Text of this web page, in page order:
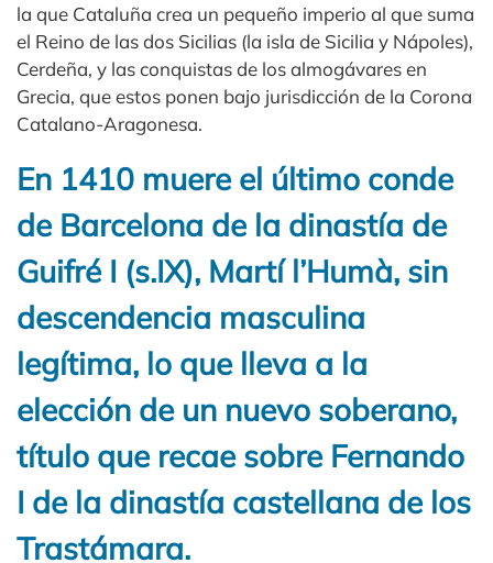
la que Cataluña crea un pequeño imperio al que suma
el Reino de las dos Sicilias (la isla de Sicilia y Nápoles),
Cerdeña, y las conquistas de los almogávares en
Grecia, que estos ponen bajo jurisdicción de la Corona
Catalano-Aragonesa.
En 1410 muere el último conde
de Barcelona de la dinastía de
Guifré I (s.IX), Martí l’Humà, sin
descendencia masculina
legítima, lo que lleva a la
elección de un nuevo soberano,
título que recae sobre Fernando
I de la dinastía castellana de los
Trastámara.